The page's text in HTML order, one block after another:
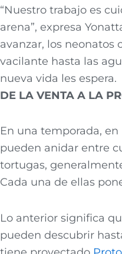
“Nuestro trabajo es
arena”, expresa
avanzar, los
vacilante hasta las
nueva vida les espera.
DE LA VENTA A LA
En una temporada,
pueden anidar entre
tortugas,
Cada una de ellas
Lo anterior significa
pueden descubrir